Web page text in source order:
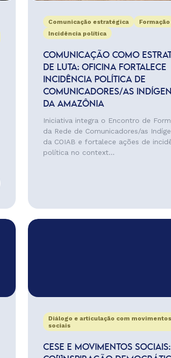
Comunicação estratégica
Formação
Incidência política
COMUNICAÇÃO COMO
DE LUTA: OFICINA FORTALECE
INCIDÊNCIA POLÍTICA DE
COMUNICADORES/AS
DA AMAZÔNIA
Iniciativa integra o Encontro de
da Rede de Comunicadores/as
da COIAB e fortalece ações de
política no context...
Diálogo e articulação com movimentos
sociais
CESE E MOVIMENTOS SOCIAIS: